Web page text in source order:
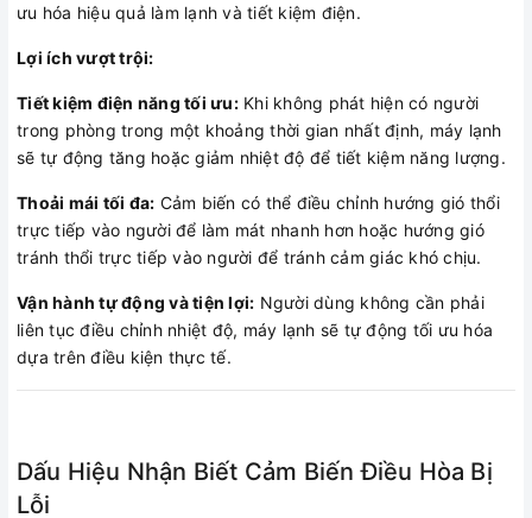
ưu hóa hiệu quả làm lạnh và tiết kiệm điện.
Lợi ích vượt trội:
Tiết kiệm điện năng tối ưu:Khi không phát hiện có người
trong phòng trong một khoảng thời gian nhất định, máy lạnh
sẽ tự động tăng hoặc giảm nhiệt độ để tiết kiệm năng lượng.
Thoải mái tối đa: Cảm biến có thể điều chỉnh hướng gió thổi
trực tiếp vào người để làm mát nhanh hơn hoặc hướng gió
tránh thổi trực tiếp vào người để tránh cảm giác khó chịu.
Vận hành tự động và tiện lợi: Người dùng không cần phải
liên tục điều chỉnh nhiệt độ, máy lạnh sẽ tự động tối ưu hóa
dựa trên điều kiện thực tế.
Dấu Hiệu Nhận Biết Cảm Biến Điều Hòa Bị
Lỗi